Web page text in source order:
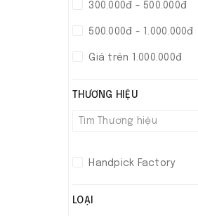
300.000đ - 500.000đ
500.000đ - 1.000.000đ
Giá trên 1.000.000đ
THƯƠNG HIỆU
Handpick Factory
LOẠI